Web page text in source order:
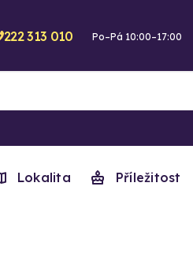
222 313 010 Po–Pá 10:00–17:00
Lokalita Příležitost